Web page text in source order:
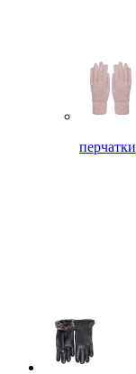
перчатки